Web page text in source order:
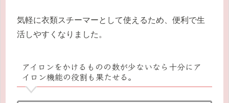
気軽に衣類スチーマーとして使えるため、便利で生
活しやすくなりました。
アイロンをかけるものの数が少ないなら十分にア
イロン機能の役割も果たせる。